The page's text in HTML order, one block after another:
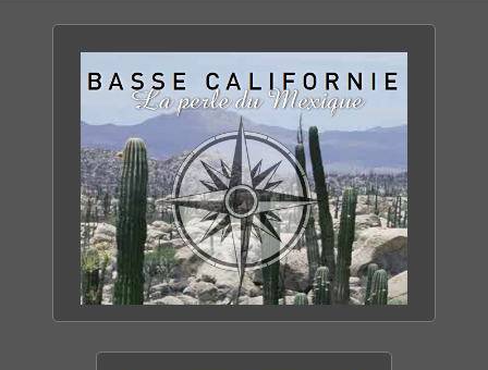
TOUT SAVOIR SUR